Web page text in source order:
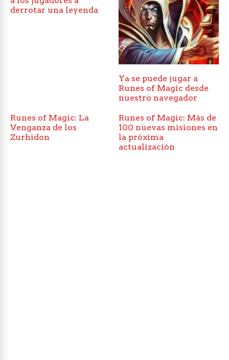
derrotar una leyenda
Ya se puede jugar a
Runes of Magic desde
nuestro navegador
Runes of Magic: La
Venganza de los
Zurhidon
Runes of Magic: Más de
100 nuevas misiones en
la próxima
actualización